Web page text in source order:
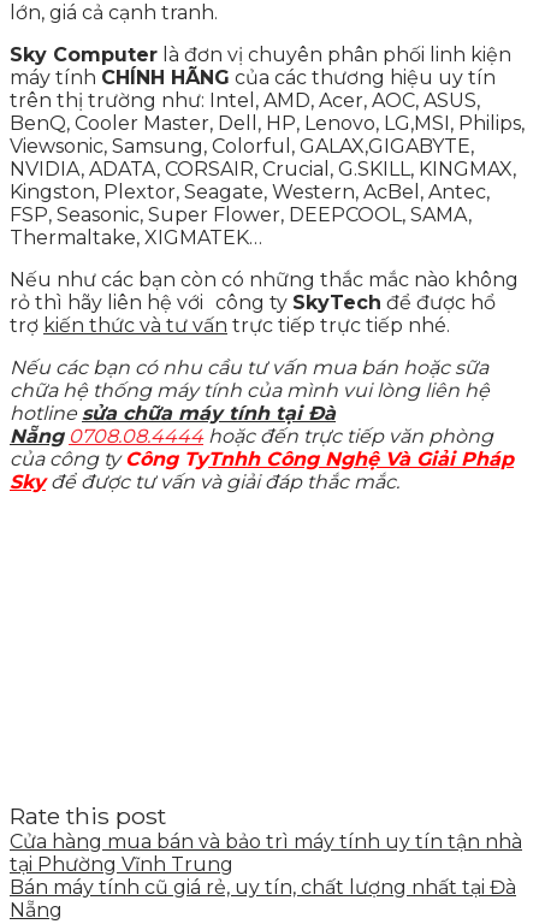
lớn, giá cả cạnh tranh.
Sky Computer là đơn vị chuyên phân phối linh kiện
máy tính CHÍNH HÃNG của các thương hiệu uy tín
trên thị trường như: Intel, AMD, Acer, AOC, ASUS,
BenQ, Cooler Master, Dell, HP, Lenovo, LG,MSI, Philips,
Viewsonic, Samsung, Colorful, GALAX,GIGABYTE,
NVIDIA, ADATA, CORSAIR, Crucial, G.SKILL, KINGMAX,
Kingston, Plextor, Seagate, Western, AcBel, Antec,
FSP, Seasonic, Super Flower, DEEPCOOL, SAMA,
Thermaltake, XIGMATEK…
Nếu như các bạn còn có những thắc mắc nào không
rỏ thì hãy liên hệ với công ty SkyTech để được hổ
trợ kiến thức và tư vấn trực tiếp trực tiếp nhé.
Nếu các bạn có nhu cầu tư vấn mua bán hoặc sữa
chữa hệ thống máy tính của mình vui lòng liên hệ
hotline sửa chữa máy tính tại Đà
Nẵng 0708.08.4444hoặc đến trực tiếp văn phòng
của công tyCông TyTnhh Công Nghệ Và Giải Pháp
Sky để được tư vấn và giải đáp thắc mắc.
Rate this post
Cửa hàng mua bán và bảo trì máy tính uy tín tận nhà
tại Phường Vĩnh Trung
Bán máy tính cũ giá rẻ, uy tín, chất lượng nhất tại Đà
Nẵng